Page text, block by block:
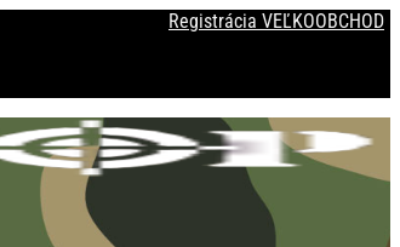
Registrácia VEĽKOOBCHOD